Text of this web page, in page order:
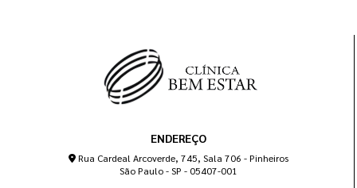
ENDEREÇO
Rua Cardeal Arcoverde, 745, Sala 706 - Pinheiros
São Paulo - SP - 05407-001